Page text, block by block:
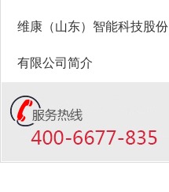
维康（山东）智能科技股份
有限公司简介